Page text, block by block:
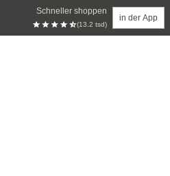
Schneller shoppen
(13.2 tsd)
in der App